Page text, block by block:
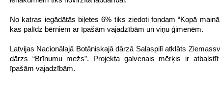
No katras iegādātās biļetes 6% tiks ziedoti fondam “Kopā
kas palīdz bērniem ar īpašām vajadzībām un viņu ģimenēm.
Latvijas Nacionālajā Botāniskajā dārzā Salaspilī atklāts
dārzs “Brīnumu mežs”. Projekta galvenais mērķis ir
īpašām vajadzībām.